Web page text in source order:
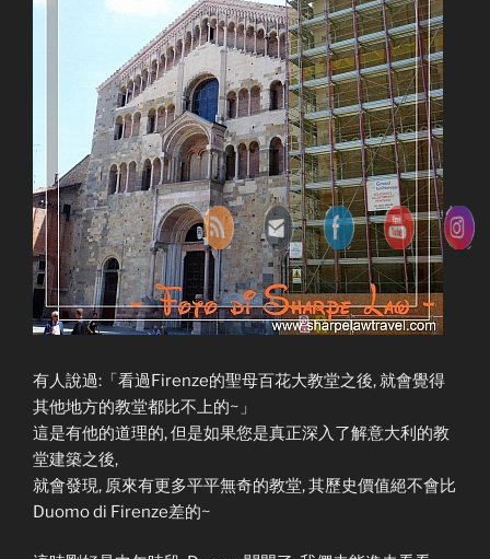
有人說過:「看過Firenze的聖母百花大教堂之後, 就會覺得
其他地方的教堂都比不上的~」
這是有他的道理的, 但是如果您是真正深入了解意大利的教
堂建築之後,
就會發現, 原來有更多平平無奇的教堂, 其歷史價值絕不會比
Duomo di Firenze差的~